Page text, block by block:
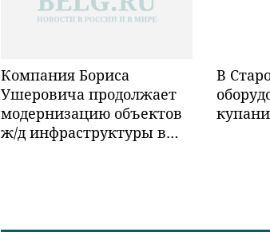
Компания Бориса
Ушеровича продолжает
модернизацию объектов
ж/д инфраструктуры в
В